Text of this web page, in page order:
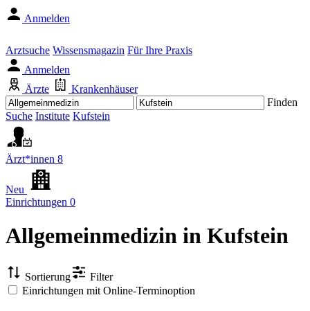
Anmelden
Arztsuche Wissensmagazin Für Ihre Praxis
Anmelden
Ärzte
Krankenhäuser
Finden
Suche Institute Kufstein
Ärzt*innen 8
Neu
Einrichtungen 0
Allgemeinmedizin in Kufstein
Sortierung
Filter
Einrichtungen mit Online-Terminoption